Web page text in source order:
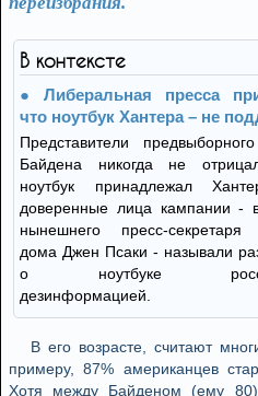
В контексте
Либеральная пресса
что ноутбук Хантера – не
Представители
Байдена никогда не
ноутбук принадлежал
доверенные лица кампании -
нынешнего пресс-секретаря
дома Джен Псаки - называли
о ноутбуке
дезинформацией.
В его возрасте, считают
примеру, 87% американцев
Хотя между Байденом (ему